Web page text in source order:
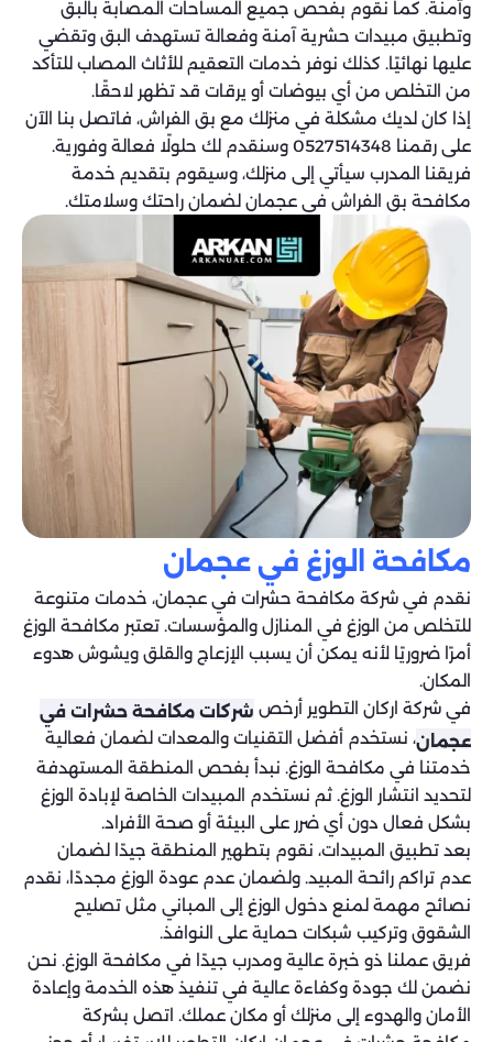
وآمنة. كما نقوم بفحص جميع المساحات المصابة بالبق
وتطبيق مبيدات حشرية آمنة وفعالة تستهدف البق وتقضي
عليها نهائيًا. كذلك نوفر خدمات التعقيم للأثاث المصاب للتأكد
من التخلص من أي بيوضات أو يرقات قد تظهر لاحقًا.
إذا كان لديك مشكلة في منزلك مع بق الفراش، فاتصل بنا الآن
على رقمنا 0527514348 وسنقدم لك حلولًا فعالة وفورية.
فريقنا المدرب سيأتي إلى منزلك، وسيقوم بتقديم خدمة
مكافحة بق الفراش في عجمان لضمان راحتك وسلامتك.
مكافحة الوزغ في عجمان
نقدم في شركة مكافحة حشرات في عجمان، خدمات متنوعة
للتخلص من الوزغ في المنازل والمؤسسات. تعتبر مكافحة الوزغ
أمرًا ضروريًا لأنه يمكن أن يسبب الإزعاج والقلق ويشوش هدوء
المكان.
في شركة اركان التطوير أرخص شركات مكافحة حشرات في
عجمان، نستخدم أفضل التقنيات والمعدات لضمان فعالية
خدمتنا في مكافحة الوزغ. نبدأ بفحص المنطقة المستهدفة
لتحديد انتشار الوزغ. ثم نستخدم المبيدات الخاصة لإبادة الوزغ
بشكل فعال دون أي ضرر على البيئة أو صحة الأفراد.
بعد تطبيق المبيدات، نقوم بتطهير المنطقة جيدًا لضمان
عدم تراكم رائحة المبيد. ولضمان عدم عودة الوزغ مجددًا، نقدم
نصائح مهمة لمنع دخول الوزغ إلى المباني مثل تصليح
الشقوق وتركيب شبكات حماية على النوافذ.
فريق عملنا ذو خبرة عالية ومدرب جيدًا في مكافحة الوزغ. نحن
نضمن لك جودة وكفاءة عالية في تنفيذ هذه الخدمة وإعادة
الأمان والهدوء إلى منزلك أو مكان عملك. اتصل بشركة